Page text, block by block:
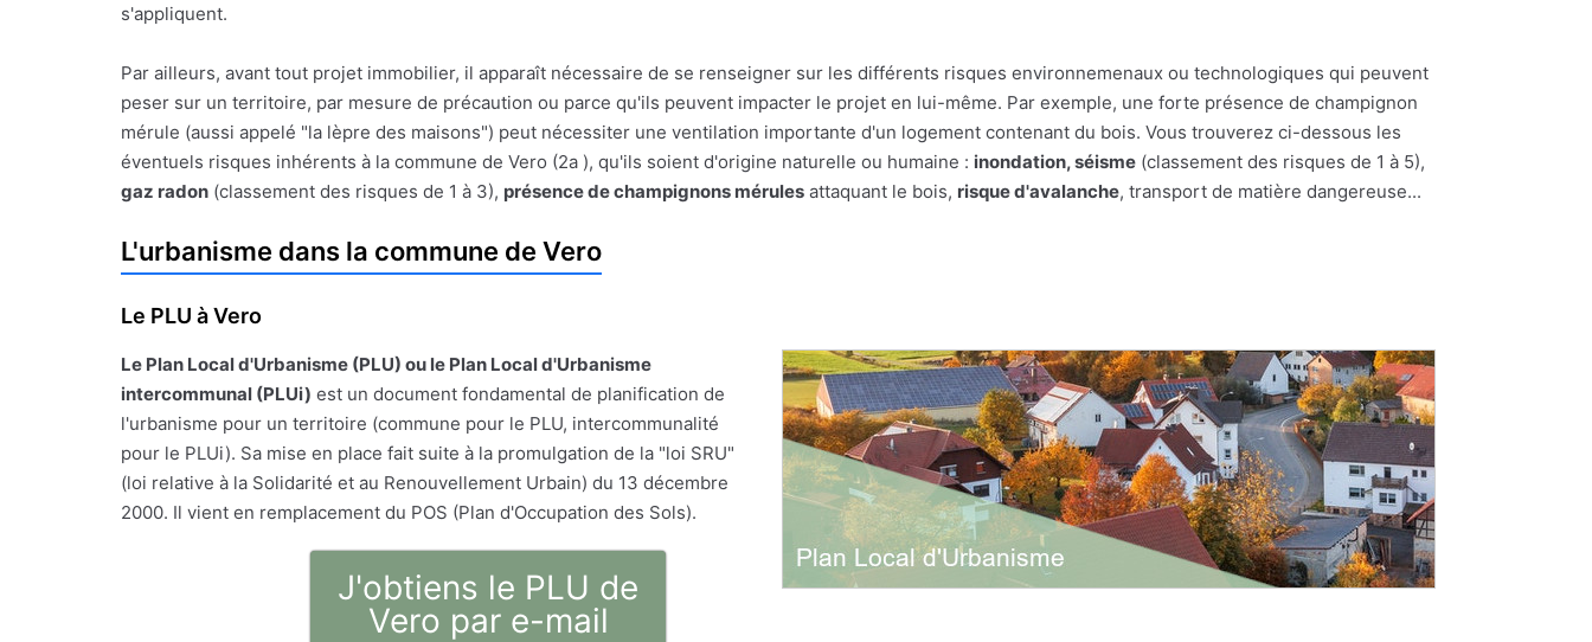
s'appliquent.
Par ailleurs, avant tout projet immobilier, il apparaît nécessaire de se renseigner sur les différents risques environnemenaux ou technologiques qui peuvent
peser sur un territoire, par mesure de précaution ou parce qu'ils peuvent impacter le projet en lui-même. Par exemple, une forte présence de champignon
mérule (aussi appelé "la lèpre des maisons") peut nécessiter une ventilation importante d'un logement contenant du bois. Vous trouverez ci-dessous les
éventuels risques inhérents à la commune de Vero (2a ), qu'ils soient d'origine naturelle ou humaine : inondation, séisme (classement des risques de 1 à 5),
gaz radon (classement des risques de 1 à 3), présence de champignons mérules attaquant le bois, risque d'avalanche, transport de matière dangereuse...
L'urbanisme dans la commune de Vero
Le PLU à Vero
Le Plan Local d'Urbanisme (PLU) ou le Plan Local d'Urbanisme
intercommunal (PLUi) est un document fondamental de planification de
l'urbanisme pour un territoire (commune pour le PLU, intercommunalité
pour le PLUi). Sa mise en place fait suite à la promulgation de la "loi SRU"
(loi relative à la Solidarité et au Renouvellement Urbain) du 13 décembre
2000. Il vient en remplacement du POS (Plan d'Occupation des Sols).
J'obtiens le PLU de
Vero par e-mail